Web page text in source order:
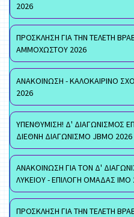
2026
ΠΡΟΣΚΛΗΣΗ ΓΙΑ ΤΗΝ ΤΕΛΕΤΗ
ΑΜΜΟΧΩΣΤΟΥ 2026
ΑΝΑΚΟΙΝΩΣΗ - ΚΑΛΟΚΑΙΡΙΝΟ
2026
ΥΠΕΝΘΥΜΙΣΗ! Δ' ΔΙΑΓΩΝΙΣΜΟΣ
ΔΙΕΘΝΗ ΔΙΑΓΩΝΙΣΜΟ JBMO 2026
ΑΝΑΚΟΙΝΩΣΗ ΓΙΑ ΤΟΝ Δ'
ΛΥΚΕΙΟΥ - ΕΠΙΛΟΓΗ ΟΜΑΔΑΣ ΙΜΟ
ΠΡΟΣΚΛΗΣΗ ΓΙΑ ΤΗΝ ΤΕΛΕΤΗ